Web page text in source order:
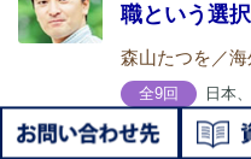
職という選
森山たつを／
全9回
日本
「普通の」サラ